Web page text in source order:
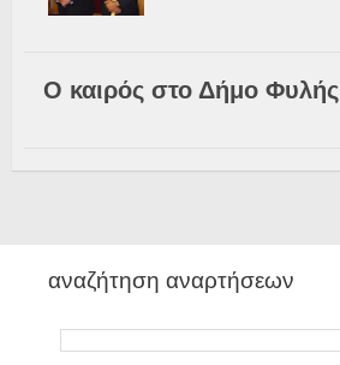
Ο καιρός στο Δήμο Φυλής
αναζήτηση αναρτήσεων